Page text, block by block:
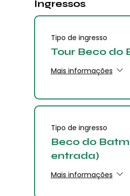
Ingressos
Tipo de ingresso
Tour Beco do
Mais informações
Tipo de ingresso
Beco do
entrada)
Mais informações